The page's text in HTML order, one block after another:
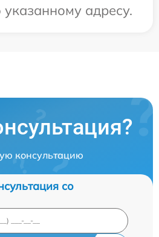
указанному адресу.
консультацию
со